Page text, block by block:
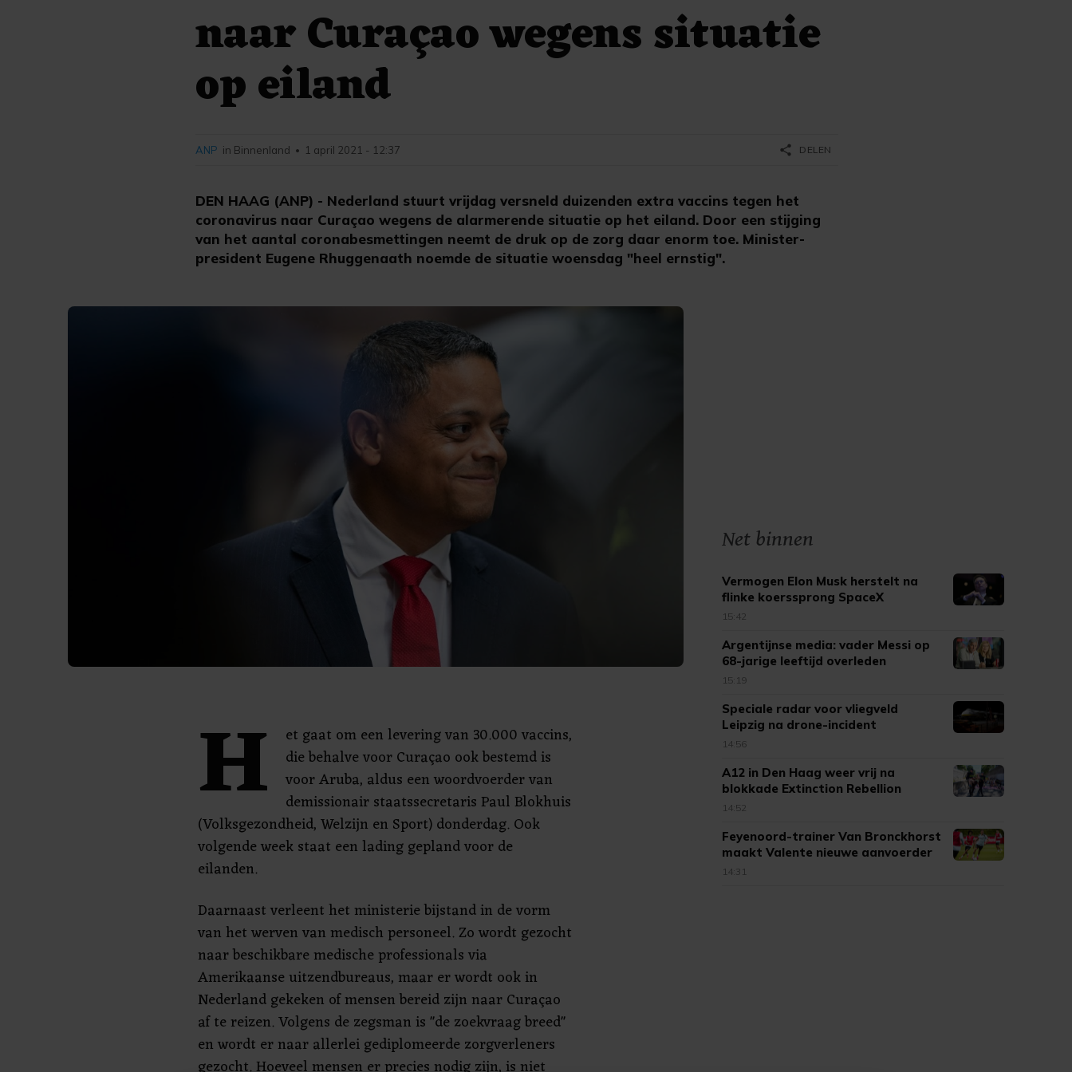
naar Curaçao wegens situatie
op eiland
DEN HAAG (ANP) - Nederland stuurt vrijdag versneld duizenden extra vaccins tegen het
coronavirus naar Curaçao wegens de alarmerende situatie op het eiland. Door een stijging
van het aantal coronabesmettingen neemt de druk op de zorg daar enorm toe. Minister-
president Eugene Rhuggenaath noemde de situatie woensdag "heel ernstig".
ANP in Binnenland • 1 april 2021 - 12:37 share DELEN
H
et gaat om een levering van 30.000 vaccins,
die behalve voor Curaçao ook bestemd is
voor Aruba, aldus een woordvoerder van
demissionair staatssecretaris Paul Blokhuis
(Volksgezondheid, Welzijn en Sport) donderdag. Ook
volgende week staat een lading gepland voor de
eilanden.
Daarnaast verleent het ministerie bijstand in de vorm
van het werven van medisch personeel. Zo wordt gezocht
naar beschikbare medische professionals via
Amerikaanse uitzendbureaus, maar er wordt ook in
Nederland gekeken of mensen bereid zijn naar Curaçao
af te reizen. Volgens de zegsman is "de zoekvraag breed"
en wordt er naar allerlei gediplomeerde zorgverleners
Net binnen
Vermogen Elon Musk herstelt na
flinke koerssprong SpaceX
15:42
Argentijnse media: vader Messi op
68-jarige leeftijd overleden
15:19
Speciale radar voor vliegveld
Leipzig na drone-incident
14:56
A12 in Den Haag weer vrij na
blokkade Extinction Rebellion
14:52
Feyenoord-trainer Van Bronckhorst
maakt Valente nieuwe aanvoerder
14:31